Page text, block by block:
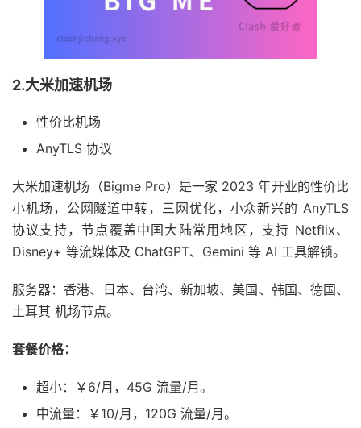
2.大米加速机场
性价比机场
AnyTLS 协议
大米加速机场（Bigme Pro）是一家 2023 年开业的性价比
小机场，公网隧道中转，三网优化，小众新兴的 AnyTLS
协议支持，节点覆盖中国大陆常用地区，支持 Netflix、
Disney+ 等流媒体及 ChatGPT、Gemini 等 AI 工具解锁。
服务器：香港、日本、台湾、新加坡、美国、韩国、德国、
土耳其 机场节点。
套餐价格：
超小：￥6/月，45G 流量/月。
中流量：￥10/月，120G 流量/月。